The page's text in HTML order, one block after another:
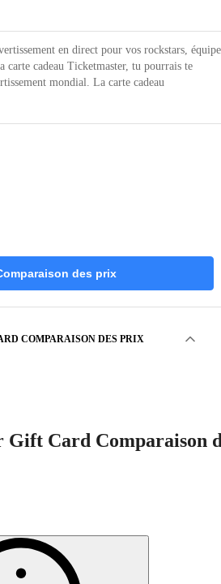
en direct pour vos rockstars,
carte cadeau Ticketmaster, tu pourrais te
mondial. La carte cadeau
des prix
COMPARAISON DES PRIX
Gift Card Comparaison